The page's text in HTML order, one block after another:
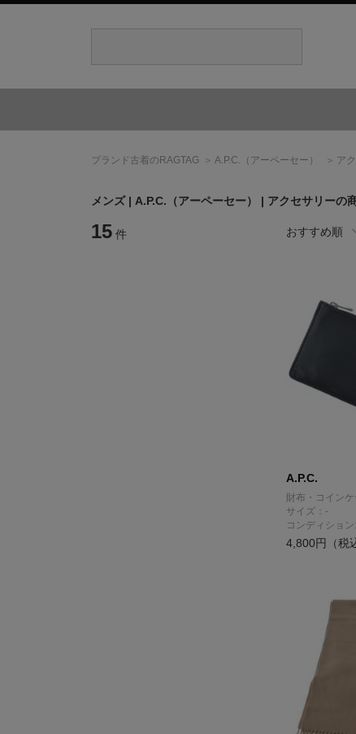
ブランド古着のRAGTAG A.P.C. （アーペーセー） ア
メンズ | A.P.C. （アーペーセー） | アクセサリーの
15 件 おすすめ順
A.P.C.
財布・コインケ
サイズ：-
コンディション
4,800円（税